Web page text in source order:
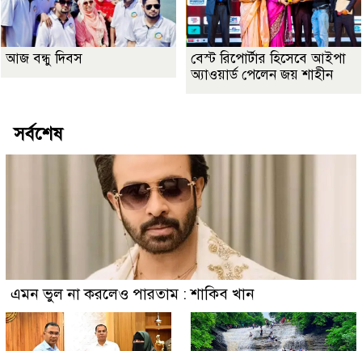
আজ বন্ধু দিবস
বেস্ট রিপোর্টার হিসেবে আইপা
অ্যাওয়ার্ড পেলেন জয় শাহীন
সর্বশেষ
এমন ভুল না করলেও পারতাম : শাকিব খান